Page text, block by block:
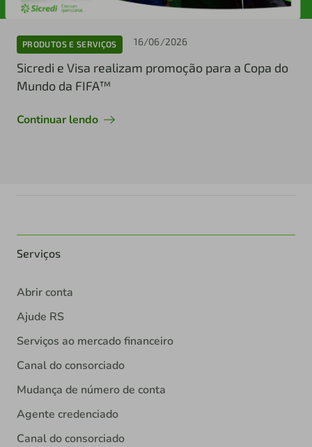
PRODUTOS E SERVIÇOS 16/06/2026
Sicredi e Visa realizam promoção para a Copa do
Mundo da FIFA™
Continuar lendo
Serviços
Abrir conta
Ajude RS
Serviços ao mercado financeiro
Canal do consorciado
Mudança de número de conta
Agente credenciado
Canal do consorciado